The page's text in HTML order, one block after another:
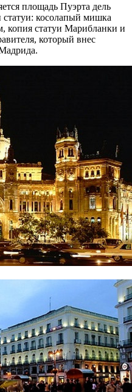
площадь Пуэрта дель
косолапый мишка
копия статуи Марибланки и
который внес